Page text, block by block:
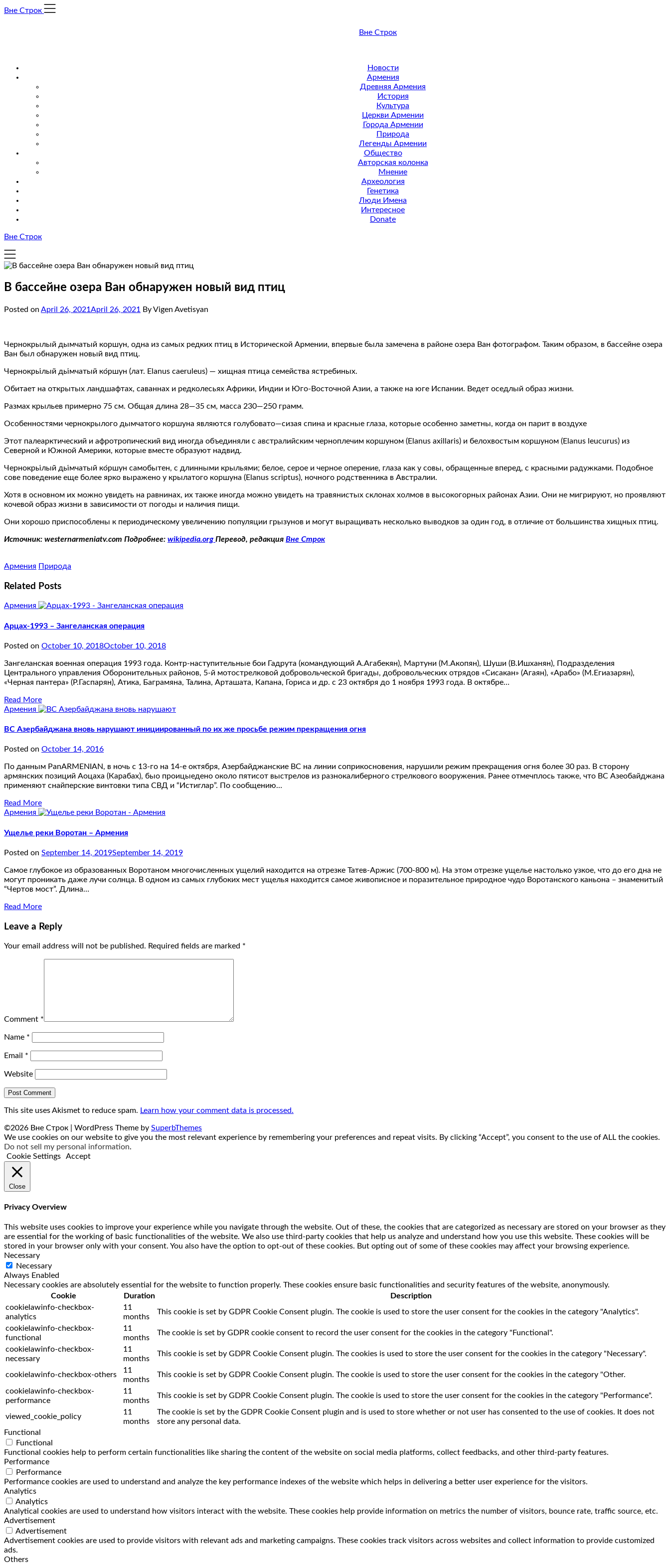
Skip
Вне Строк
Вне Строк
Новости
Армения
Древняя Армения
История
Культура
Церкви Армении
Города Армении
Природа
Легенды Армении
Общество
Авторская колонка
Мнение
Археология
Генетика
Люди Имена
Интересное
Donate
Вне Строк
В бассейне озера Ван обнаружен новый вид птиц
Posted on April 26, 2021 April 26, 2021 By Vigen Avetisyan
Чернокрылый дымчатый коршун, одна из самых редких птиц в Исторической Армении, впервые была замечена в районе озера Ван фотографом. Таким образом, в бассейне озера
Ван был обнаружен новый вид птиц.
Чернокры́лый ды́мчатый ко́ршун (лат. Elanus caeruleus) — хищная птица семейства ястребиных.
Обитает на открытых ландшафтах, саваннах и редколесьях Африки, Индии и Юго-Восточной Азии, а также на юге Испании. Ведет оседлый образ жизни.
Размах крыльев примерно 75 см. Общая длина 28—35 см, масса 230—250 грамм.
Особенностями чернокрылого дымчатого коршуна являются голубовато—сизая спина и красные глаза, которые особенно заметны, когда он парит в воздухе
Этот палеарктический и афротропический вид иногда объединяли с австралийским черноплечим коршуном (Elanus axillaris) и белохвостым коршуном (Elanus leucurus) из
Северной и Южной Америки, которые вместе образуют надвид.
Чернокры́лый ды́мчатый ко́ршун самобытен, с длинными крыльями; белое, серое и черное оперение, глаза как у совы, обращенные вперед, с красными радужками. Подобное
сове поведение еще более ярко выражено у крылатого коршуна (Elanus scriptus), ночного родственника в Австралии.
Хотя в основном их можно увидеть на равнинах, их также иногда можно увидеть на травянистых склонах холмов в высокогорных районах Азии. Они не мигрируют, но проявляют
кочевой образ жизни в зависимости от погоды и наличия пищи.
Они хорошо приспособлены к периодическому увеличению популяции грызунов и могут выращивать несколько выводков за один год, в отличие от большинства хищных птиц.
Источник: westernarmeniatv.com Подробнее: wikipedia.orgПеревод, редакция Вне Строк
Армения Природа
Related Posts
Армения
Арцах-1993 – Зангеланская операция
Posted on October 10, 2018October 10, 2018
Зангеланская военная операция 1993 года. Контр-наступительные бои Гадрута (командующий А.Агабекян), Мартуни (М.Акопян), Шуши (В.Ишханян), Подразделения
Центрального управления Оборонительных районов, 5-й мотострелковой добровольческой бригады, добровольческих отрядов «Сисакан» (Агаян), «Арабо» (М.Егиазарян),
«Черная пантера» (Р.Гаспарян), Атика, Баграмяна, Талина, Арташата, Капана, Гориса и др. с 23 октября до 1 ноября 1993 года. В октябре…
Read More
Армения
ВС Азербайджана вновь нарушают инициированный по их же просьбе режим прекращения огня
Posted on October 14, 2016
По данным PanARMENIAN, в ночь с 13-го на 14-е октября, Азербайджанские ВС на линии соприкосновения, нарушили режим прекращения огня более 30 раз. В сторону
армянских позиций Аоцаха (Карабах), быо проицыедено около пятисот выстрелов из разнокалиберного стрелкового вооружения. Ранее отмечплось также, что ВС Азеобайджана
применяют снайперские винтовки типа СВД и “Истиглар”. По сообщению…
Read More
Армения
Ущелье реки Воротан – Армения
Posted on September 14, 2019September 14, 2019
Самое глубокое из образованных Воротаном многочисленных ущелий находится на отрезке Татев-Аржис (700-800 м). На этом отрезке ущелье настолько узкое, что до его дна не
могут проникать даже лучи солнца. В одном из самых глубоких мест ущелья находится самое живописное и поразительное природное чудо Воротанского каньона – знаменитый
“Чертов мост”. Длина…
Read More
Leave a Reply
Your email address will not be published. Required fields are marked *
Comment *
Name *
Email *
Website
This site uses Akismet to reduce spam. Learn how your comment data is processed.
©2026 Вне Строк | WordPress Theme by SuperbThemes
We use cookies on our website to give you the most relevant experience by remembering your preferences and repeat visits. By clicking “Accept”, you consent to the use of ALL the cookies.
Do not sell my personal information.
Cookie Settings
Accept
Close
Privacy Overview
This website uses cookies to improve your experience while you navigate through the website. Out of these, the cookies that are categorized as necessary are stored on your browser as they
are essential for the working of basic functionalities of the website. We also use third-party cookies that help us analyze and understand how you use this website. These cookies will be
stored in your browser only with your consent. You also have the option to opt-out of these cookies. But opting out of some of these cookies may affect your browsing experience.
Necessary
Necessary
Always Enabled
Necessary cookies are absolutely essential for the website to function properly. These cookies ensure basic functionalities and security features of the website, anonymously.
Cookie
Duration
Description
cookielawinfo-checkbox-
analytics
11
months
This cookie is set by GDPR Cookie Consent plugin. The cookie is used to store the user consent for the cookies in the category "Analytics".
cookielawinfo-checkbox-
functional
11
months
The cookie is set by GDPR cookie consent to record the user consent for the cookies in the category "Functional".
cookielawinfo-checkbox-
necessary
11
months
This cookie is set by GDPR Cookie Consent plugin. The cookies is used to store the user consent for the cookies in the category "Necessary".
cookielawinfo-checkbox-others
11
months
This cookie is set by GDPR Cookie Consent plugin. The cookie is used to store the user consent for the cookies in the category "Other.
cookielawinfo-checkbox-
performance
11
months
This cookie is set by GDPR Cookie Consent plugin. The cookie is used to store the user consent for the cookies in the category "Performance".
viewed_cookie_policy
11
months
The cookie is set by the GDPR Cookie Consent plugin and is used to store whether or not user has consented to the use of cookies. It does not
store any personal data.
Functional
Functional
Functional cookies help to perform certain functionalities like sharing the content of the website on social media platforms, collect feedbacks, and other third-party features.
Performance
Performance
Performance cookies are used to understand and analyze the key performance indexes of the website which helps in delivering a better user experience for the visitors.
Analytics
Analytics
Analytical cookies are used to understand how visitors interact with the website. These cookies help provide information on metrics the number of visitors, bounce rate, traffic source, etc.
Advertisement
Advertisement
Advertisement cookies are used to provide visitors with relevant ads and marketing campaigns. These cookies track visitors across websites and collect information to provide customized
ads.
Others